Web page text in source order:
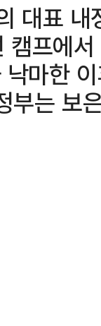
대표
프에
마한
부는 보